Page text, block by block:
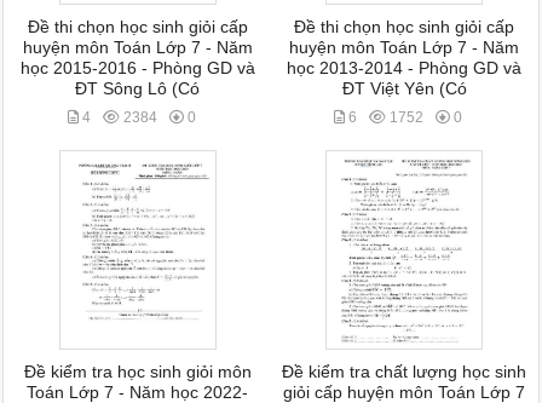
Đề thi chọn học sinh giỏi cấp
huyện môn Toán Lớp 7 - Năm
học 2015-2016 - Phòng GD và
ĐT Sông Lô (Có
4 2384 0
Đề thi chọn học sinh giỏi cấp
huyện môn Toán Lớp 7 - Năm
học 2013-2014 - Phòng GD và
ĐT Việt Yên (Có
6 1752 0
Đề kiểm tra học sinh giỏi môn
Toán Lớp 7 - Năm học 2022-
Đề kiểm tra chất lượng học sinh
giỏi cấp huyện môn Toán Lớp 7